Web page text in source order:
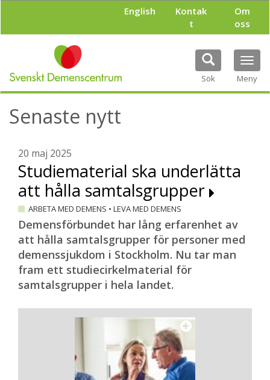
l
English
Kontak
t
Om
oss
Sök Meny
Senaste nytt
20 maj 2025
Studiematerial ska underlätta
att hålla samtalsgrupper
ARBETA MED DEMENS • LEVA MED DEMENS
Demensförbundet har lång erfarenhet av
att hålla samtalsgrupper för personer med
demenssjukdom i Stockholm. Nu tar man
fram ett studiecirkelmaterial för
samtalsgrupper i hela landet.